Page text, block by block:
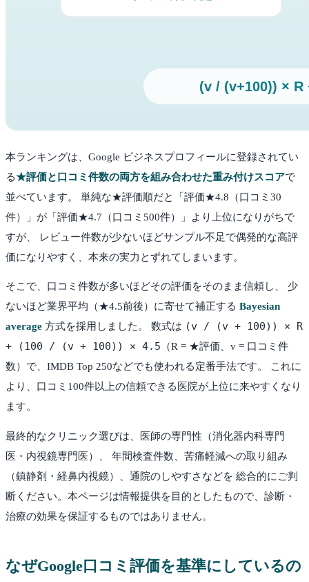
本ランキングは、Google ビジネスプロフィールに登録されてい
る★評価と口コミ件数の両方を組み合わせた重み付けスコアで
並べています。 単純な★評価順だと「評価★4.8（口コミ30
件）」が「評価★4.7（口コミ500件）」より上位になりがちで
すが、 レビュー件数が少ないほどサンプル不足で偶発的な高評
価になりやすく、本来の実力とずれてしまいます。
そこで、口コミ件数が多いほどその評価をそのまま信頼し、 少
ないほど業界平均（★4.5前後）に寄せて補正する Bayesian
average 方式を採用しました。 数式は (v / (v + 100)) × R
+ (100 / (v + 100)) × 4.5 （R = ★評価、v = 口コミ件
数）で、IMDB Top 250などでも使われる定番手法です。 これに
より、口コミ100件以上の信頼できる医院が上位に来やすくなり
ます。
最終的なクリニック選びは、医師の専門性（消化器内科専門
医・内視鏡専門医）、 年間検査件数、苦痛軽減への取り組み
（鎮静剤・経鼻内視鏡）、通院のしやすさなどを 総合的にご判
断ください。本ページは情報提供を目的としたもので、診断・
治療の効果を保証するものではありません。
なぜGoogle口コミ評価を基準にしているの